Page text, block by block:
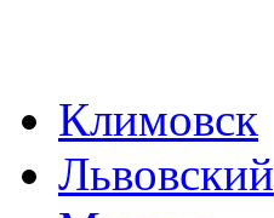
Климовск
Львовский